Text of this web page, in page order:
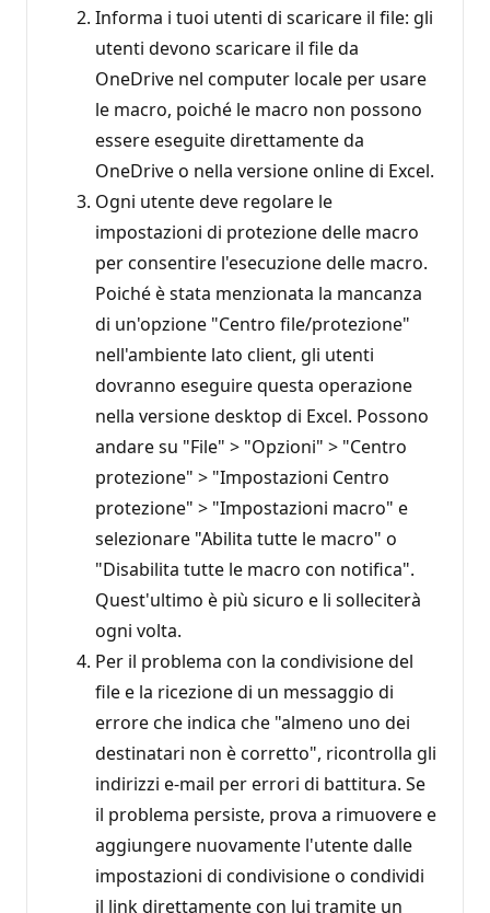
Informa i tuoi utenti di scaricare il file: gli
utenti devono scaricare il file da
OneDrive nel computer locale per usare
le macro, poiché le macro non possono
essere eseguite direttamente da
OneDrive o nella versione online di Excel.
Ogni utente deve regolare le
impostazioni di protezione delle macro
per consentire l'esecuzione delle macro.
Poiché è stata menzionata la mancanza
di un'opzione "Centro file/protezione"
nell'ambiente lato client, gli utenti
dovranno eseguire questa operazione
nella versione desktop di Excel. Possono
andare su "File" > "Opzioni" > "Centro
protezione" > "Impostazioni Centro
protezione" > "Impostazioni macro" e
selezionare "Abilita tutte le macro" o
"Disabilita tutte le macro con notifica".
Quest'ultimo è più sicuro e li solleciterà
ogni volta.
Per il problema con la condivisione del
file e la ricezione di un messaggio di
errore che indica che "almeno uno dei
destinatari non è corretto", ricontrolla gli
indirizzi e-mail per errori di battitura. Se
il problema persiste, prova a rimuovere e
aggiungere nuovamente l'utente dalle
impostazioni di condivisione o condividi
il link direttamente con lui tramite un